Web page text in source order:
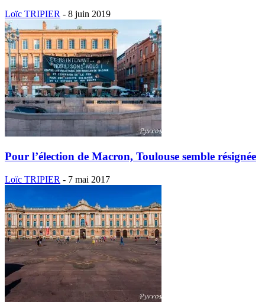
Loïc TRIPIER - 8 juin 2019
Pour l’élection de Macron, Toulouse semble résignée
Loïc TRIPIER - 7 mai 2017